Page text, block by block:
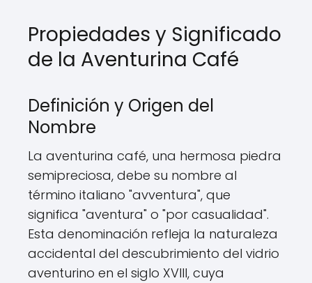
Propiedades y Significado
de la Aventurina Café
Definición y Origen del
Nombre
La aventurina café, una hermosa piedra
semipreciosa, debe su nombre al
término italiano "avventura", que
significa "aventura" o "por casualidad".
Esta denominación refleja la naturaleza
accidental del descubrimiento del vidrio
aventurino en el siglo XVIII, cuya